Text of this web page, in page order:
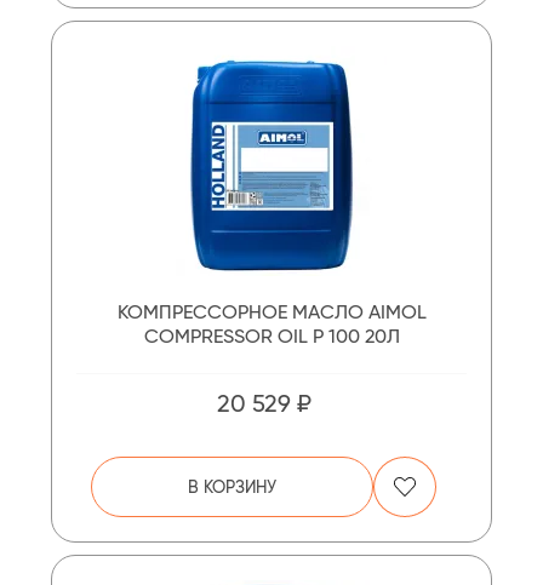
КОМПРЕССОРНОЕ МАСЛО AIMOL
COMPRESSOR OIL P 100 20Л
20 529 ₽
В КОРЗИНУ